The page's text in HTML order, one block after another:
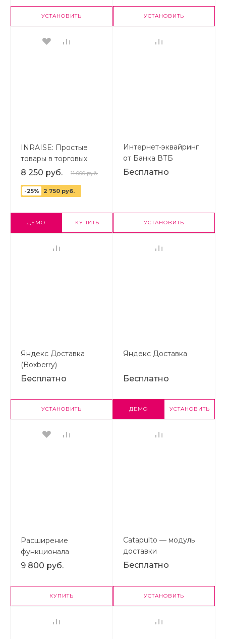
Линии, ПЭК, Байкал,
КИТ и др.УСТАНОВИТЬ УСТАНОВИТЬ
INRAISE: Простые
товары в торговых
предложениях.
простых товаров по
8 250 руб. 11 000 руб.
-25% 2 750 руб.
ДЕМО КУПИТЬ
Интернет-эквайринг
от Банка ВТБ
Бесплатно
УСТАНОВИТЬ
Яндекс Доставка
(Boxberry)
Бесплатно
УСТАНОВИТЬ
Яндекс Доставка
Бесплатно
ДЕМО УСТАНОВИТЬ
Расширение
функционала
ограничений
интернет-магазина
9 800 руб.
КУПИТЬ
Catapulto — модуль
доставки
Бесплатно
УСТАНОВИТЬ